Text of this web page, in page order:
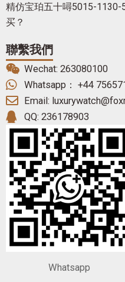
精仿宝珀五十噚5015-1130-
买？
聯繫我們
Wechat: 263080100
Whatsapp： +44
Email:
QQ: 236178903
Whatsapp